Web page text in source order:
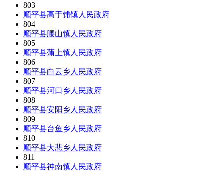
803
顺平县高于铺镇人民政府
804
顺平县腰山镇人民政府
805
顺平县蒲上镇人民政府
806
顺平县白云乡人民政府
807
顺平县河口乡人民政府
808
顺平县安阳乡人民政府
809
顺平县台鱼乡人民政府
810
顺平县大悲乡人民政府
811
顺平县神南镇人民政府